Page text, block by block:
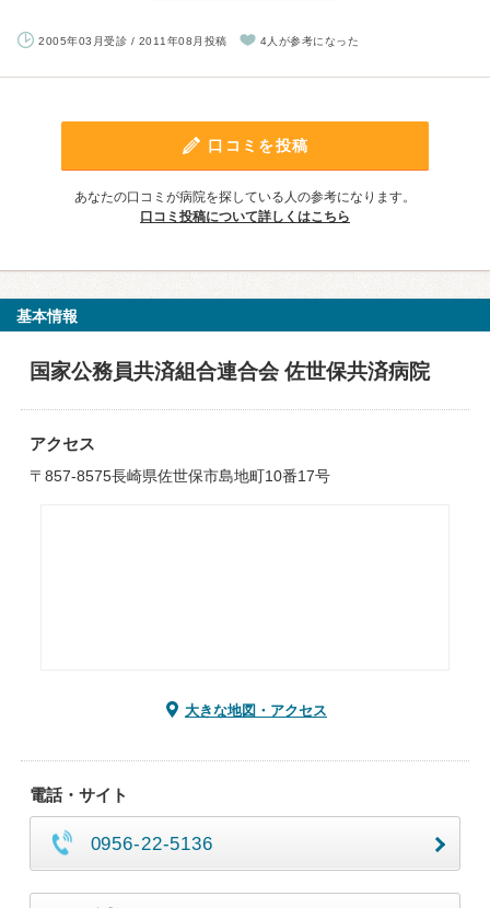
2005年03月受診 / 2011年08月投稿 4人が参考になった
口コミを投稿
あなたの口コミが病院を探している人の参考になります。
口コミ投稿について詳しくはこちら
基本情報
国家公務員共済組合連合会 佐世保共済病院
アクセス
〒857-8575長崎県佐世保市島地町10番17号
大きな地図・アクセス
電話・サイト
0956-22-5136